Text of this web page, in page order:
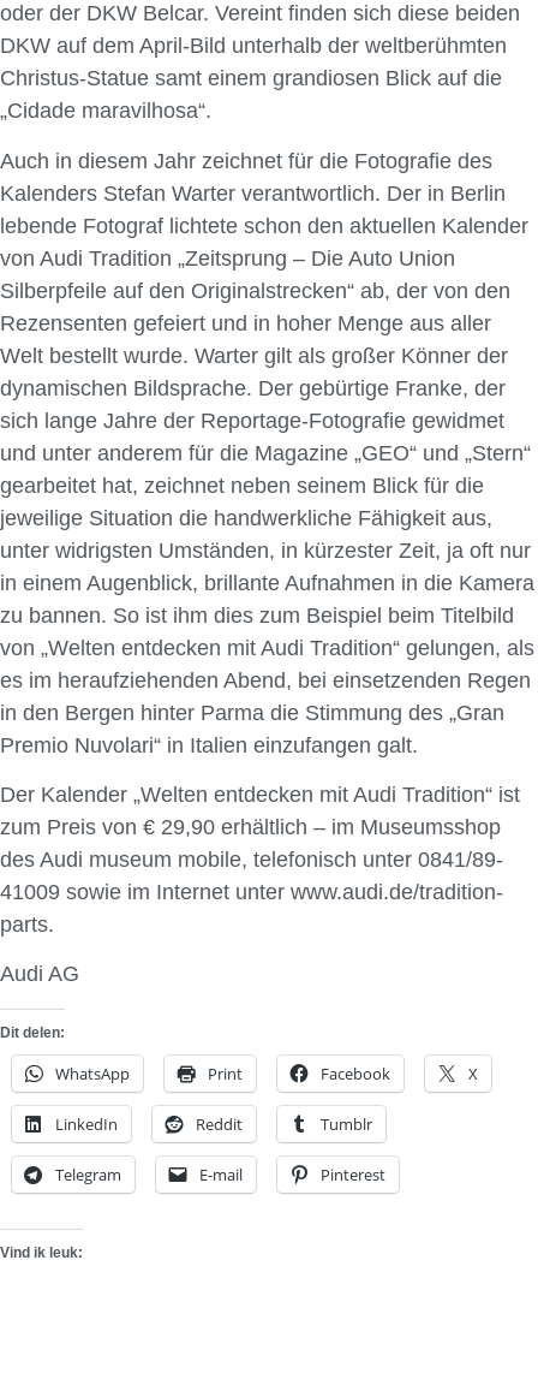
oder der DKW Belcar. Vereint finden sich diese beiden
DKW auf dem April-Bild unterhalb der weltberühmten
Christus-Statue samt einem grandiosen Blick auf die
„Cidade maravilhosa“.
Auch in diesem Jahr zeichnet für die Fotografie des
Kalenders Stefan Warter verantwortlich. Der in Berlin
lebende Fotograf lichtete schon den aktuellen Kalender
von Audi Tradition „Zeitsprung – Die Auto Union
Silberpfeile auf den Originalstrecken“ ab, der von den
Rezensenten gefeiert und in hoher Menge aus aller
Welt bestellt wurde. Warter gilt als großer Könner der
dynamischen Bildsprache. Der gebürtige Franke, der
sich lange Jahre der Reportage-Fotografie gewidmet
und unter anderem für die Magazine „GEO“ und „Stern“
gearbeitet hat, zeichnet neben seinem Blick für die
jeweilige Situation die handwerkliche Fähigkeit aus,
unter widrigsten Umständen, in kürzester Zeit, ja oft nur
in einem Augenblick, brillante Aufnahmen in die Kamera
zu bannen. So ist ihm dies zum Beispiel beim Titelbild
von „Welten entdecken mit Audi Tradition“ gelungen, als
es im heraufziehenden Abend, bei einsetzenden Regen
in den Bergen hinter Parma die Stimmung des „Gran
Premio Nuvolari“ in Italien einzufangen galt.
Der Kalender „Welten entdecken mit Audi Tradition“ ist
zum Preis von € 29,90 erhältlich – im Museumsshop
des Audi museum mobile, telefonisch unter 0841/89-
41009 sowie im Internet unter www.audi.de/tradition-
parts.
Audi AG
Dit delen:
WhatsApp Print Facebook X
LinkedIn Reddit Tumblr
Telegram E-mail Pinterest
Vind ik leuk: